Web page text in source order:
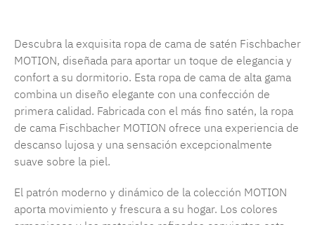
Descubra la exquisita ropa de cama de satén Fischbacher
MOTION, diseñada para aportar un toque de elegancia y
confort a su dormitorio. Esta ropa de cama de alta gama
combina un diseño elegante con una confección de
primera calidad. Fabricada con el más fino satén, la ropa
de cama Fischbacher MOTION ofrece una experiencia de
descanso lujosa y una sensación excepcionalmente
suave sobre la piel.
El patrón moderno y dinámico de la colección MOTION
aporta movimiento y frescura a su hogar. Los colores